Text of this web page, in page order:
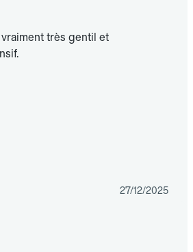
très gentil et
27/12/2025